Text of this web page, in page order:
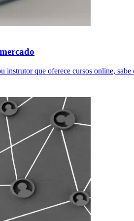
instrutor que oferece cursos online,